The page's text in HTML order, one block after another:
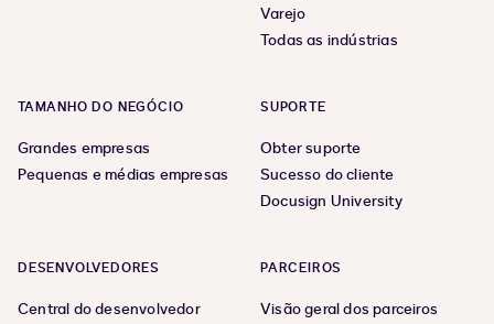
Varejo
Todas as indústrias
TAMANHO DO NEGÓCIO
Grandes empresas
Pequenas e médias empresas
SUPORTE
Obter suporte
Sucesso do cliente
Docusign University
DESENVOLVEDORES
Central do desenvolvedor
PARCEIROS
Visão geral dos parceiros